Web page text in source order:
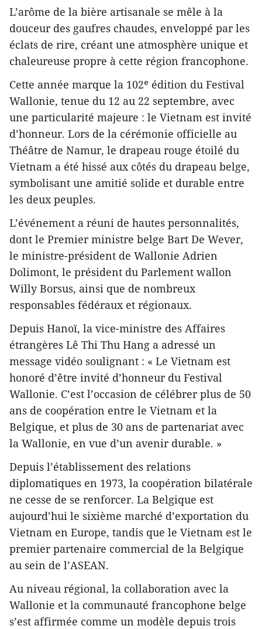
L’arôme de la bière artisanale se mêle à la
douceur des gaufres chaudes, enveloppé par les
éclats de rire, créant une atmosphère unique et
chaleureuse propre à cette région francophone.
Cette année marque la 102ᵉ édition du Festival
Wallonie, tenue du 12 au 22 septembre, avec
une particularité majeure : le Vietnam est invité
d’honneur. Lors de la cérémonie officielle au
Théâtre de Namur, le drapeau rouge étoilé du
Vietnam a été hissé aux côtés du drapeau belge,
symbolisant une amitié solide et durable entre
les deux peuples.
L’événement a réuni de hautes personnalités,
dont le Premier ministre belge Bart De Wever,
le ministre-président de Wallonie Adrien
Dolimont, le président du Parlement wallon
Willy Borsus, ainsi que de nombreux
responsables fédéraux et régionaux.
Depuis Hanoï, la vice-ministre des Affaires
étrangères Lê Thi Thu Hang a adressé un
message vidéo soulignant : « Le Vietnam est
honoré d’être invité d’honneur du Festival
Wallonie. C’est l’occasion de célébrer plus de 50
ans de coopération entre le Vietnam et la
Belgique, et plus de 30 ans de partenariat avec
la Wallonie, en vue d’un avenir durable. »
Depuis l’établissement des relations
diplomatiques en 1973, la coopération bilatérale
ne cesse de se renforcer. La Belgique est
aujourd’hui le sixième marché d’exportation du
Vietnam en Europe, tandis que le Vietnam est le
premier partenaire commercial de la Belgique
au sein de l’ASEAN.
Au niveau régional, la collaboration avec la
Wallonie et la communauté francophone belge
s’est affirmée comme un modèle depuis trois